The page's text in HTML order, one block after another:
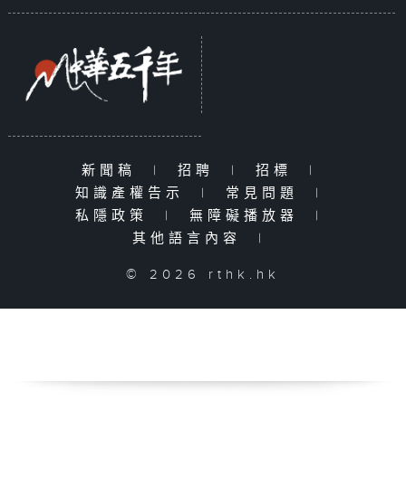
新聞稿 | 招聘 | 招標
|
知識產權告示
| 常見問題
|
私隱政策
| 無障礙播放器
|
其他語言內容
|
© 2026 rthk.hk